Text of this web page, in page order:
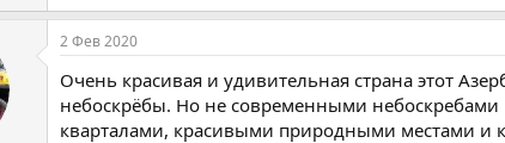
2 Фев 2020
Очень красивая и удивительная страна этот
небоскрёбы. Но не современными
кварталами, красивыми природными местами